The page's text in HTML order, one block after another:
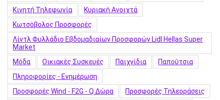
Κινητή Τηλεφωνία
Κυριακή Ανοιχτά
Κωτσόβολος Προσφορές
Λίντλ Φυλλάδιο Εβδομαδιαίων Προσφορών Lidl Hellas Super
Market
Μόδα
Οικιακές Συσκευές Παιχνίδια
Παπούτσια
Πληροφορίες - Ενημέρωση
Προσφορές Wind - F2G - Q Δώρα
Προσφορές Τηλεοράσεις